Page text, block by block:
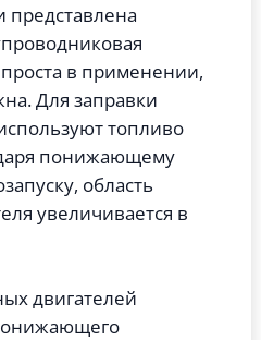
представлена
в применении,
Для заправки
топливо
понижающему
область
увеличивается в
двигателей